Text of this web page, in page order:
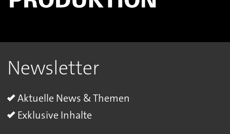
Newsletter
Aktuelle News & Themen
Exklusive Inhalte